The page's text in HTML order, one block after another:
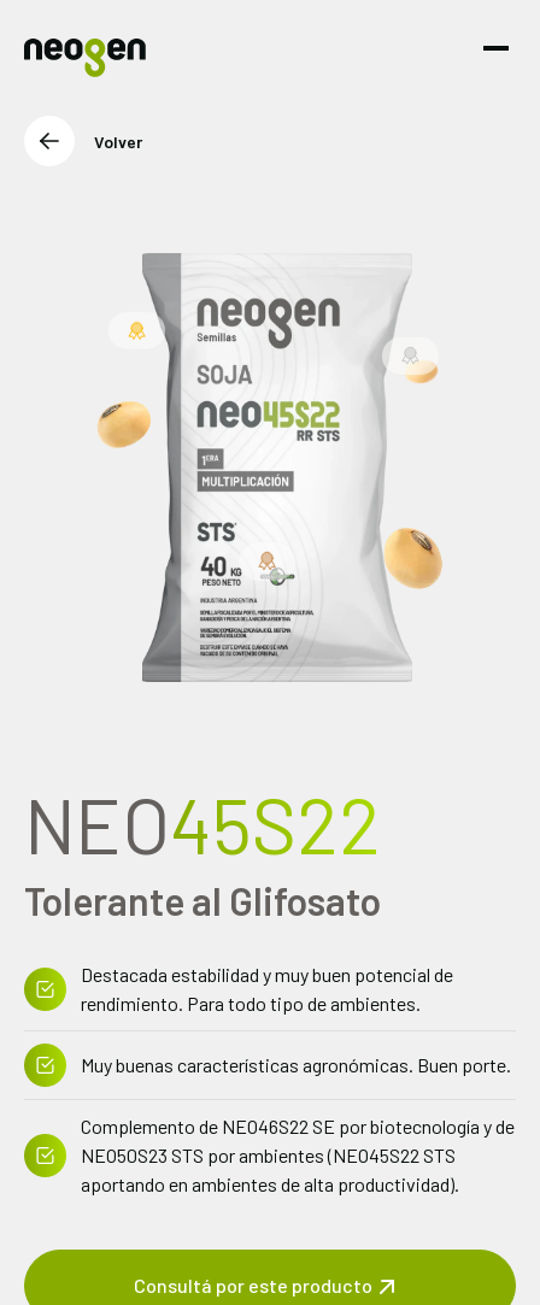
Volver
NEO45S22
Tolerante al Glifosato
Destacada estabilidad y muy buen potencial de
rendimiento. Para todo tipo de ambientes.
Muy buenas características agronómicas. Buen porte.
Complemento de NEO46S22 SE por biotecnología y de
NEO50S23 STS por ambientes (NEO45S22 STS
aportando en ambientes de alta productividad).
Consultá por este producto